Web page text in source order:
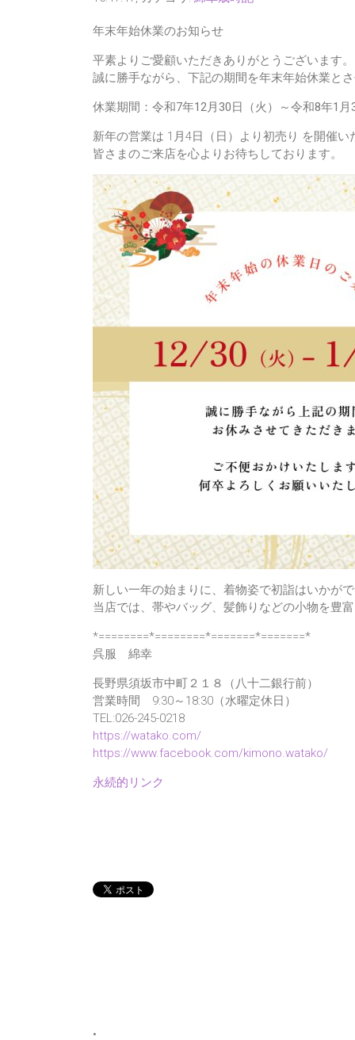
年末年始休業のお知らせ
平素よりご愛顧いただきありがとうございます。
誠に勝手ながら、下記の期間を年末年始休業と
休業期間：令和7年12月30日（火）～令和8年1月
新年の営業は 1月4日（日）より初売り を開催い
皆さまのご来店を心よりお待ちしております。
新しい一年の始まりに、着物姿で初詣はいかが
当店では、帯やバッグ、髪飾りなどの小物を豊
*========*========*=======*=======*
呉服 綿幸
長野県須坂市中町２１８（八十二銀行前）
営業時間 9:30～18:30（水曜定休日）
TEL:026-245-0218
https://watako.com/
https://www.facebook.com/kimono.watako/
永続的リンク
•